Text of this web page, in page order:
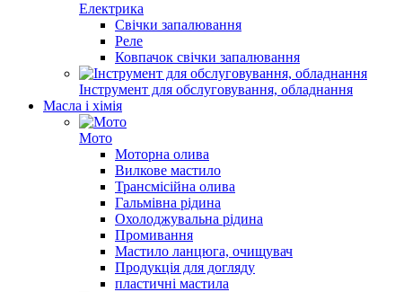
Електрика
Свічки запалювання
Реле
Ковпачок свічки запалювання
Інструмент для обслуговування, обладнання
Масла і хімія
Мото
Моторна олива
Вилкове мастило
Трансмісійна олива
Гальмівна рідина
Охолоджувальна рідина
Промивання
Мастило ланцюга, очищувач
Продукція для догляду
пластичні мастила